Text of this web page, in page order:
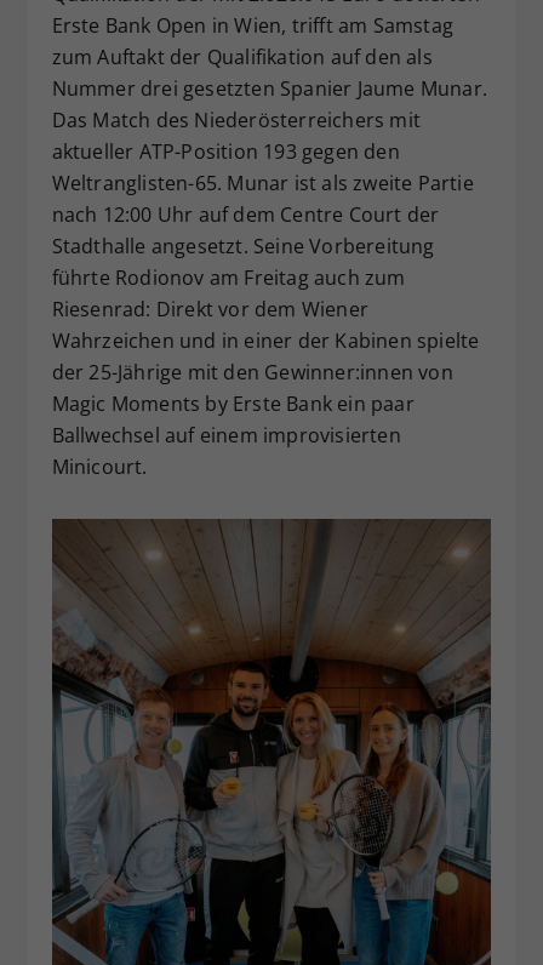
Erste Bank Open in Wien, trifft am Samstag
zum Auftakt der Qualifikation auf den als
Nummer drei gesetzten Spanier Jaume Munar.
Das Match des Niederösterreichers mit
aktueller ATP-Position 193 gegen den
Weltranglisten-65. Munar ist als zweite Partie
nach 12:00 Uhr auf dem Centre Court der
Stadthalle angesetzt. Seine Vorbereitung
führte Rodionov am Freitag auch zum
Riesenrad: Direkt vor dem Wiener
Wahrzeichen und in einer der Kabinen spielte
der 25-Jährige mit den Gewinner:innen von
Magic Moments by Erste Bank ein paar
Ballwechsel auf einem improvisierten
Minicourt.
Zweck
Dieser Wert speichert Ihre Consent-
Einstellungen. Unter anderem eine
zufällig generierte ID, für die
historische Speicherung Ihrer
Webseiten-Betreiber dies eingestellt
hat.